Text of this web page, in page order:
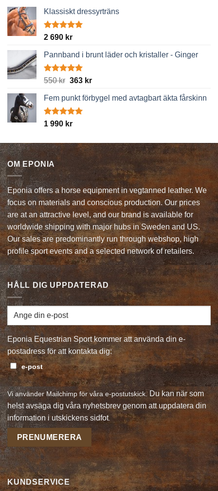
Klassiskt dressyrträns
Betygsatt
2 690 kr
Pannband i brunt läder och kristaller - Ginger
Betygsatt
550kr Det
priset
var:
550 kr.
363 krDet
priset
Fem punkt förbygel med avtagbart äkta fårskinn
Betygsatt
1 990 kr
OM EPONIA
Eponia offers a horse equipment in vegtanned leather. We
focus on materials and conscious production. Our prices
are at an attractive level, and our brand is available for
worldwide shipping with major hubs in Sweden and US.
Our sales are predominantly run through webshop, high
profile sport events and a selected network of retailers.
HÅLL DIG UPPDATERAD
Eponia Equestrian Sport kommer att använda din e-
postadress för att kontakta dig:
e-post
Vi använder Mailchimp för våra e-postutskick. Du kan när som
helst avsäga dig våra nyhetsbrev genom att uppdatera din
information i utskickens sidfot.
KUNDSERVICE